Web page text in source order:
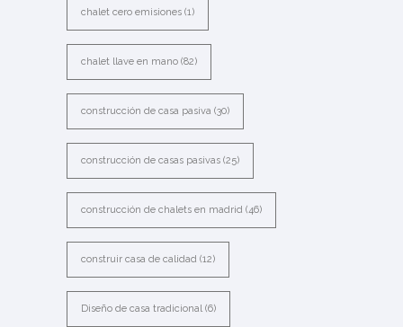
chalet cero emisiones (1)
chalet llave en mano (82)
construcción de casa pasiva (30)
construcción de casas pasivas (25)
construcción de chalets en madrid (46)
construir casa de calidad (12)
Diseño de casa tradicional (6)